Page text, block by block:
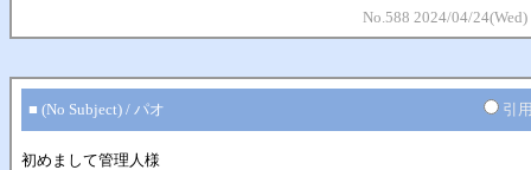
No.588 2024/04/
■ (No Subject) / パオ 引
初めまして管理人様